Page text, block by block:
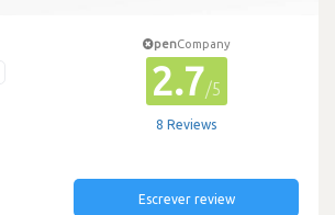
penCompany
2.7/5
8 Reviews
Escrever review